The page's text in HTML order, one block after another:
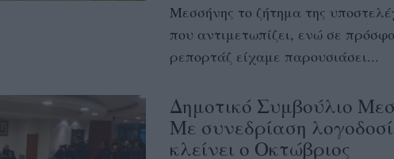
Μεσσήνης το ζήτημα της
που αντιμετωπίζει, ενώ σε
ρεπορτάζ είχαμε παρουσιάσει...
Δημοτικό Συμβούλιο
Με συνεδρίαση
κλείνει ο Οκτώβριος